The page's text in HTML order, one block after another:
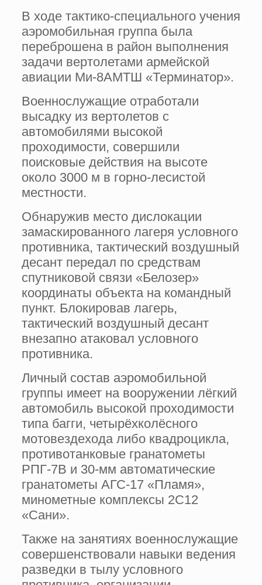
В ходе тактико-специального учения
аэромобильная группа была
переброшена в район выполнения
задачи вертолетами армейской
авиации Ми-8АМТШ «Терминатор».
Военнослужащие отработали
высадку из вертолетов с
автомобилями высокой
проходимости, совершили
поисковые действия на высоте
около 3000 м в горно-лесистой
местности.
Обнаружив место дислокации
замаскированного лагеря условного
противника, тактический воздушный
десант передал по средствам
спутниковой связи «Белозер»
координаты объекта на командный
пункт. Блокировав лагерь,
тактический воздушный десант
внезапно атаковал условного
противника.
Личный состав аэромобильной
группы имеет на вооружении лёгкий
автомобиль высокой проходимости
типа багги, четырёхколёсного
мотовездехода либо квадроцикла,
противотанковые гранатометы
РПГ-7В и 30-мм автоматические
гранатометы АГС-17 «Пламя»,
минометные комплексы 2С12
«Сани».
Также на занятиях военнослужащие
совершенствовали навыки ведения
разведки в тылу условного